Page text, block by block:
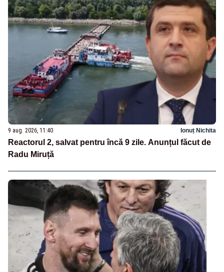
9 aug. 2026, 11:40 Ionuț Nichita
Reactorul 2, salvat pentru încă 9 zile. Anunțul făcut de
Radu Miruță